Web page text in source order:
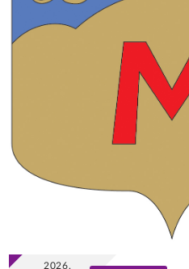
2026.